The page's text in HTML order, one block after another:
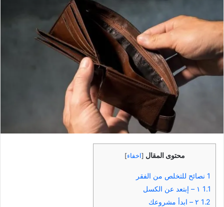
محتوى المقال [اخفاء]
1 نصائح للتخلص من الفقر
1.1
1.2